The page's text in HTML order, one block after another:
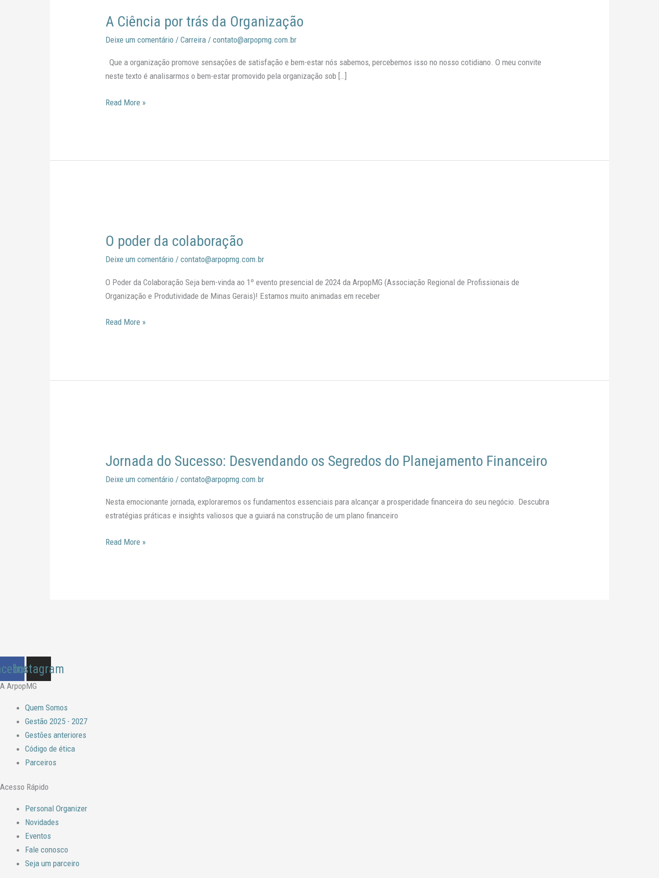
A Ciência por trás da Organização
Deixe um comentário /Carreira /contato@arpopmg.com.br
Que a organização promove sensações de satisfação e bem-estar nós sabemos, percebemos isso no nosso cotidiano. O meu convite
neste texto é analisarmos o bem-estar promovido pela organização sob […]
por
Organização
Read More »
O poder da colaboração
Deixe um comentário /contato@arpopmg.com.br
O Poder da Colaboração Seja bem-vinda ao 1º evento presencial de 2024 da ArpopMG (Associação Regional de Profissionais de
Organização e Produtividade de Minas Gerais)! Estamos muito animadas em receber
da
Read More »
Jornada do Sucesso: Desvendando os Segredos do Planejamento Financeiro
Deixe um comentário /contato@arpopmg.com.br
Nesta emocionante jornada, exploraremos os fundamentos essenciais para alcançar a prosperidade financeira do seu negócio. Descubra
estratégias práticas e insights valiosos que a guiará na construção de um plano financeiro
Sucesso:
Segredos
do
Financeiro
Read More »
Instagram
A ArpopMG
Quem Somos
Gestão 2025 - 2027
Gestões anteriores
Código de ética
Parceiros
Acesso Rápido
Personal Organizer
Novidades
Eventos
Fale conosco
Seja um parceiro